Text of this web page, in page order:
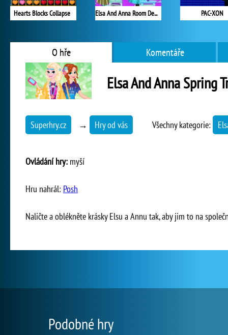
Hearts Blocks Collapse Elsa And Anna Room Decoration PAC-XON
O hře Komentáře
Elsa And Anna Spring
Superhry.cz → Hry od vás Všechny kategorie:
Ovládání hry: myší
Hru nahrál: Posh
Naličte a oblékněte krásky Elsu a Annu tak, aby jim to na
Podobné hry